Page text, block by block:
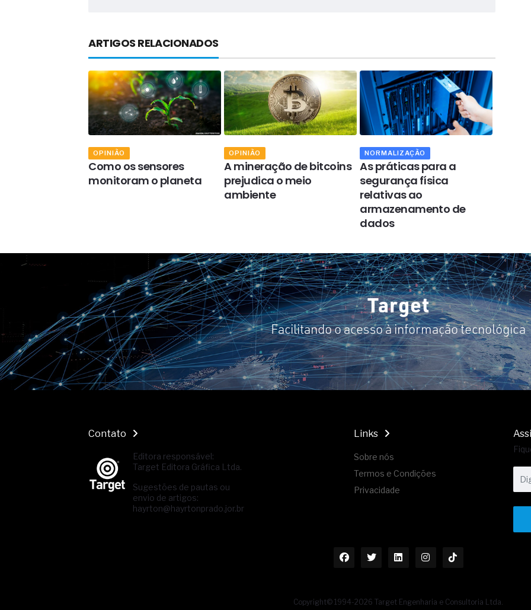
ARTIGOS RELACIONADOS
OPINIÃO
Como os sensores
monitoram o planeta
OPINIÃO
A mineração de bitcoins
prejudica o meio
ambiente
NORMALIZAÇÃO
As práticas para a
segurança física
relativas ao
armazenamento de
dados
Target
Facilitando o acesso à informação tecnológica
Contato
Editora responsável:
Target Editora Gráfica Ltda.
Sugestões de pautas ou
envio de artigos:
hayrton@hayrtonprado.jor.br
Links
Sobre nós
Termos e Condições
Privacidade
Copyright© 1994-2026 Target Engenharia e Consultoria Ltda.